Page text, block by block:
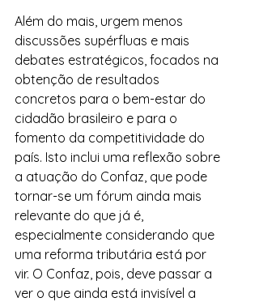
Além do mais, urgem menos
discussões supérfluas e mais
debates estratégicos, focados na
obtenção de resultados
concretos para o bem-estar do
cidadão brasileiro e para o
fomento da competitividade do
país. Isto inclui uma reflexão sobre
a atuação do Confaz, que pode
tornar-se um fórum ainda mais
relevante do que já é,
especialmente considerando que
uma reforma tributária está por
vir. O Confaz, pois, deve passar a
ver o que ainda está invisível a